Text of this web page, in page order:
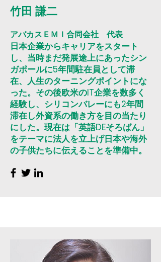
竹田 謙二
アバカスＥＭＩ合同会社 代表
日本企業からキャリアをスタート
し、当時まだ発展途上にあったシン
ガポールに5年間駐在員として滞
在、人生のターニングポイントにな
った。その後欧米のIT企業を数多く
経験し、シリコンバレーにも2年間
滞在し外資系の働き方を目の当たり
にした。現在は「英語DEそろばん」
をテーマに法人を立上げ日本や海外
の子供たちに伝えることを準備中。